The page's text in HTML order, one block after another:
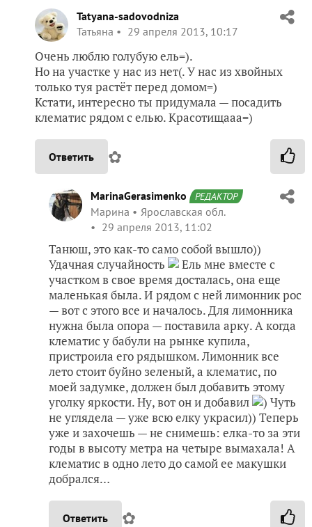
Tatyana-sadovodniza
Татьяна
29 апреля 2013, 10:17
Очень люблю голубую ель=).
Но на участке у нас из нет(. У нас из хвойных
только туя растёт перед домом=)
Кстати, интересно ты придумала — посадить
клематис рядом с елью. Красотищааа=)
Ответить ✿
MarinaGerasimenko РЕДАКТОР
Марина
Ярославская обл.
29 апреля 2013, 11:02
Танюш, это как-то само собой вышло))
Удачная случайность
Ель мне вместе с
участком в свое время досталась, она еще
маленькая была. И рядом с ней лимонник рос
— вот с этого все и началось. Для лимонника
нужна была опора — поставила арку. А когда
клематис у бабули на рынке купила,
пристроила его рядышком. Лимонник все
лето стоит буйно зеленый, а клематис, по
моей задумке, должен был добавить этому
уголку яркости. Ну, вот он и добавил
) Чуть
не углядела — уже всю елку украсил)) Теперь
уже и захочешь — не снимешь: елка-то за эти
годы в высоту метра на четыре вымахала! А
клематис в одно лето до самой ее макушки
добрался…
Ответить ✿